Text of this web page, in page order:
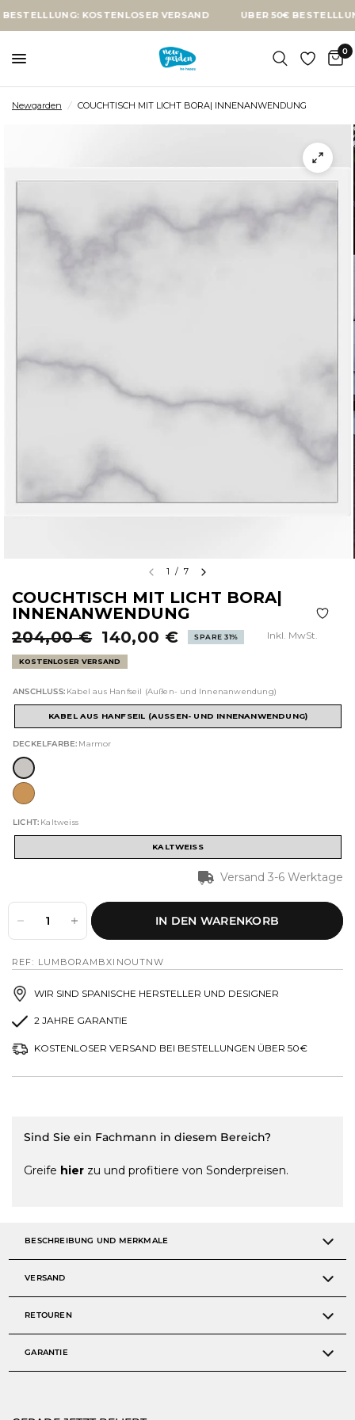
KOSTENLOSER VERSAND ÜBER 50€ BESTELLLUNG:
0
Newgarden / COUCHTISCH MIT LICHT BORA| INNENANWENDUNG
1 / 7
COUCHTISCH MIT LICHT BORA|
INNENANWENDUNG
204,00 € 140,00 € SPARE 31% Inkl. MwSt.
KOSTENLOSER VERSAND
ANSCHLUSS: Kabel aus Hanfseil (Außen- und Innenanwendung)
KABEL AUS HANFSEIL (AUSSEN- UND INNENANWENDUNG)
DECKELFARBE: Marmor
LICHT: Kaltweiss
KALTWEISS
Versand 3-6 Werktage
IN DEN WARENKORB
REF: LUMBORAMBXINOUTNW
WIR SIND SPANISCHE HERSTELLER UND DESIGNER
2 JAHRE GARANTIE
KOSTENLOSER VERSAND BEI BESTELLUNGEN ÜBER 50€
Sind Sie ein Fachmann in diesem Bereich?
Greife hier zu und profitiere von Sonderpreisen.
BESCHREIBUNG UND MERKMALE
VERSAND
RETOUREN
GARANTIE